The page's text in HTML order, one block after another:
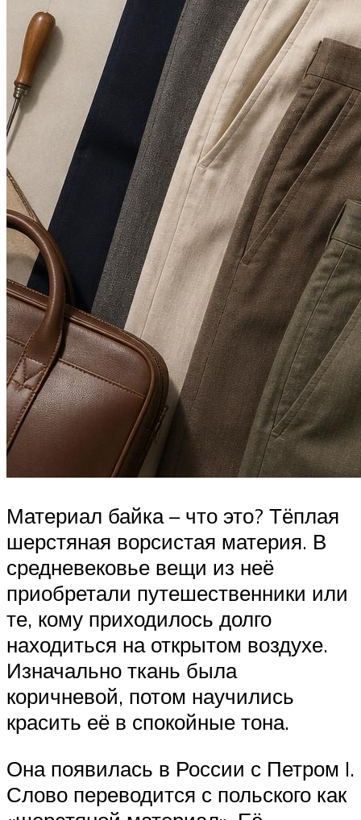
Материал байка – что это? Тёплая
шерстяная ворсистая материя. В
средневековье вещи из неё
приобретали путешественники или
те, кому приходилось долго
находиться на открытом воздухе.
Изначально ткань была
коричневой, потом научились
красить её в спокойные тона.
Она появилась в России с Петром I.
Слово переводится с польского как